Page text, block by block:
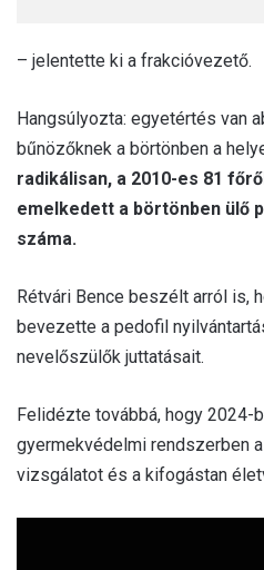
– jelentette ki a frakcióvezető.
Hangsúlyozta: egyetértés van
bűnözőknek a börtönben a
radikálisan, a 2010-es 81
emelkedett a börtönben ülő
száma.
Rétvári Bence beszélt arról is,
bevezette a pedofil
nevelőszülők juttatásait.
Felidézte továbbá, hogy 2024-
gyermekvédelmi rendszerben
vizsgálatot és a kifogástan